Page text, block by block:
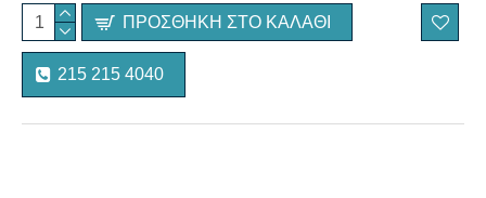
ΠΡΟΣΘΉΚΗ ΣΤΟ ΚΑΛΆΘΙ
215 215 4040